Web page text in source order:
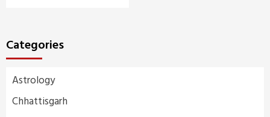
Categories
Astrology
Chhattisgarh